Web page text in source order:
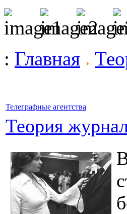
: Главная
Телеграфные агентства
Теория